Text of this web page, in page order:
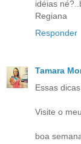
idéias
Regiana
Responder
Tamara
Essas
Visite o
boa